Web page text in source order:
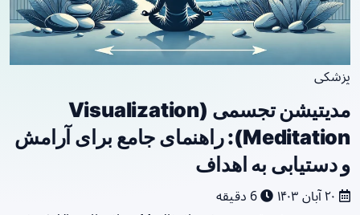
پزشکی
مدیتیشن تجسمی (Visualization
Meditation): راهنمای جامع برای آرامش
و دستیابی به اهداف
6 دقیقه